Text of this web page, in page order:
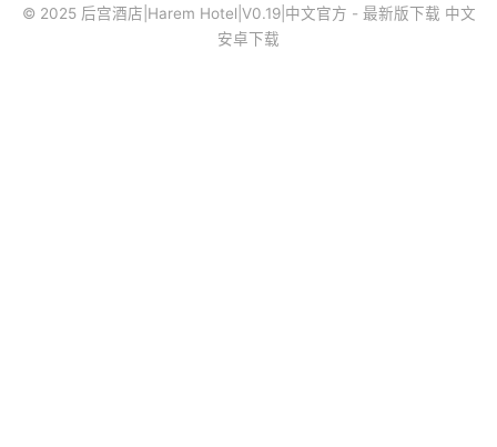
© 2025 后宫酒店|Harem Hotel|V0.19|中文官方 - 最新版下载 中文
安卓下载